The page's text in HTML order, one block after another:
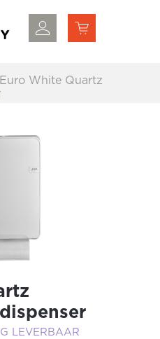
Euro White Quartz
LEVERBAAR